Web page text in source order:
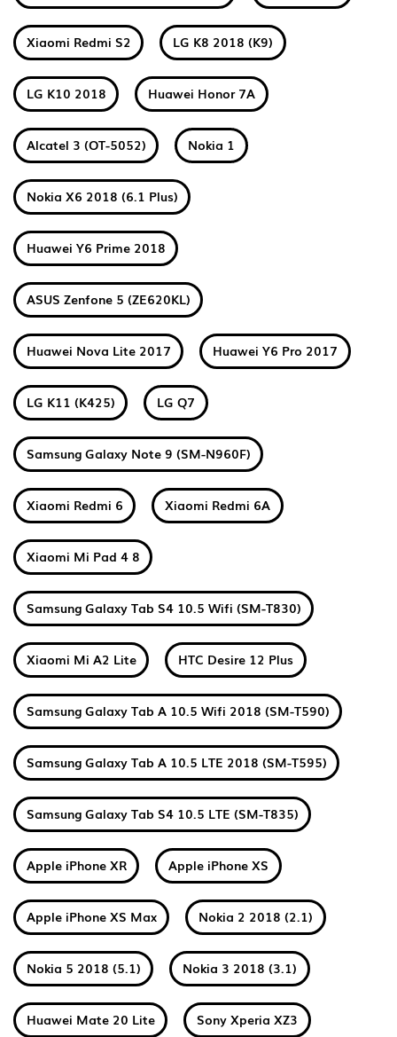
Xiaomi Redmi S2 LG K8 2018 (K9)
LG K10 2018 Huawei Honor 7A
Alcatel 3 (OT-5052) Nokia 1
Nokia X6 2018 (6.1 Plus)
Huawei Y6 Prime 2018
ASUS Zenfone 5 (ZE620KL)
Huawei Nova Lite 2017 Huawei Y6 Pro 2017
LG K11 (K425) LG Q7
Samsung Galaxy Note 9 (SM-N960F)
Xiaomi Redmi 6 Xiaomi Redmi 6A
Xiaomi Mi Pad 4 8
Samsung Galaxy Tab S4 10.5 Wifi (SM-T830)
Xiaomi Mi A2 Lite HTC Desire 12 Plus
Samsung Galaxy Tab A 10.5 Wifi 2018 (SM-T590)
Samsung Galaxy Tab A 10.5 LTE 2018 (SM-T595)
Samsung Galaxy Tab S4 10.5 LTE (SM-T835)
Apple iPhone XR Apple iPhone XS
Apple iPhone XS Max Nokia 2 2018 (2.1)
Nokia 5 2018 (5.1) Nokia 3 2018 (3.1)
Huawei Mate 20 Lite Sony Xperia XZ3